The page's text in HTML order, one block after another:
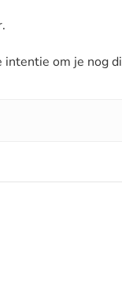
om je nog